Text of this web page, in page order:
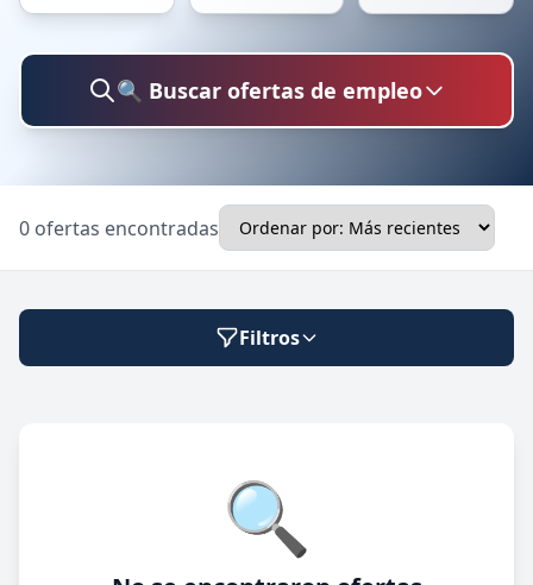
🔍 Buscar ofertas de empleo
Ubicación
🔍 Buscar
0 ofertas encontradas
Filtros
Modalidad de trabajo🔍